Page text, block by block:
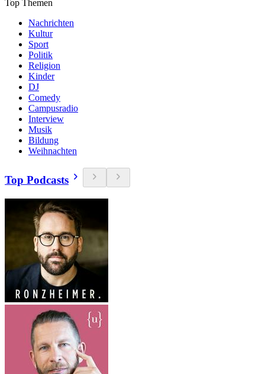
Top Themen
Nachrichten
Kultur
Sport
Politik
Religion
Kinder
DJ
Comedy
Campusradio
Interview
Musik
Bildung
Weihnachten
Top Podcasts